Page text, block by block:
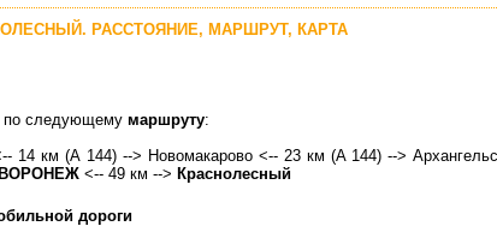
РАССТОЯНИЕ, МАРШРУТ, КАРТА
по следующему маршруту:
14 км (А 144) --> Новомакарово <-- 23 км (А 144) -->
<-- 49 км --> Краснолесный
дороги